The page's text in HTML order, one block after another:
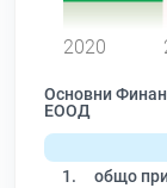
2020
Основни
ЕООД
1. общо